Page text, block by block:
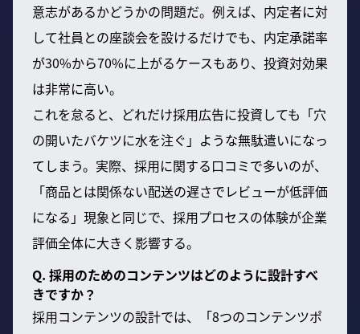
意志があるかどうかの問題だ。例えば、内定者に対
して社員との座談会を設けるだけでも、内定承諾率
が30%から70%に上がるケースもあり、投資対効果
は非常に高い。
これを怠ると、どれだけ採用広告に投資しても「穴
の開いたバケツに水を注ぐ」ような無駄遣いになっ
てしまう。実際、採用に関する口コミで多いのが、
「商品とは関係ない配送の遅さでレビューが低評価
になる」現象と同じで、採用プロセスの体験が企業
評価全体に大きく影響する。
Q. 採用のためのコンテンツはどのように設計すべ
きですか？
採用コンテンツの設計では、「8つのコンテンツポ